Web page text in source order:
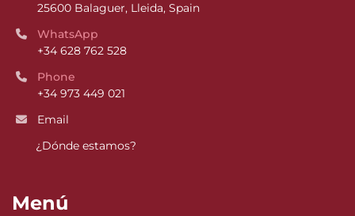
25600 Balaguer, Lleida, Spain
WhatsApp
+34 628 762 528
Phone
+34 973 449 021
Email
¿Dónde estamos?
Menú